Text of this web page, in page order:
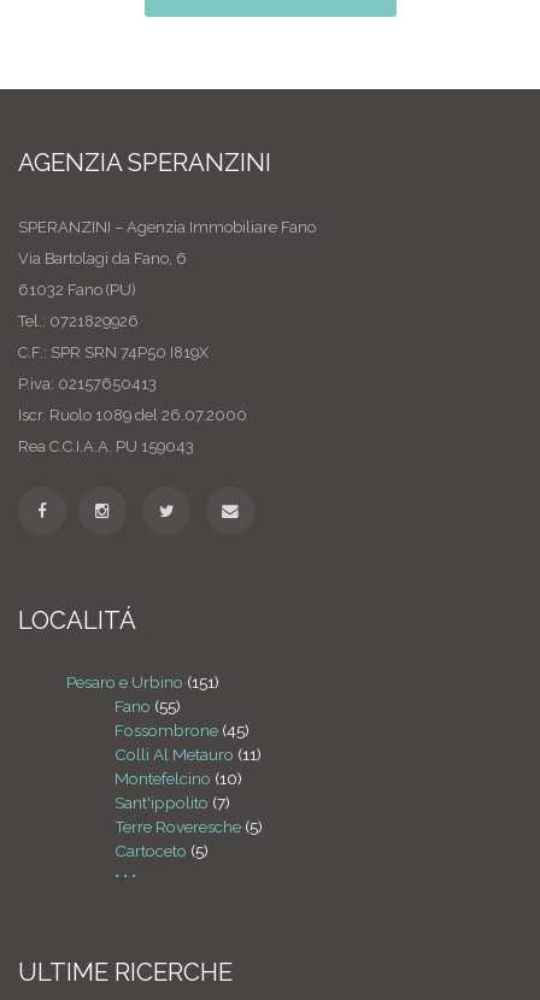
AGENZIA SPERANZINI
SPERANZINI – Agenzia Immobiliare Fano
Via Bartolagi da Fano, 6
61032 Fano (PU)
Tel.: 0721829926
C.F.: SPR SRN 74P50 I819X
P.iva: 02157650413
Iscr. Ruolo 1089 del 26.07.2000
Rea C.C.I.A.A. PU 159043
LOCALITÁ
Pesaro e Urbino (151)
Fano (55)
Fossombrone (45)
Colli Al Metauro (11)
Montefelcino (10)
Sant'ippolito (7)
Terre Roveresche (5)
Cartoceto (5)
• • •
ULTIME RICERCHE